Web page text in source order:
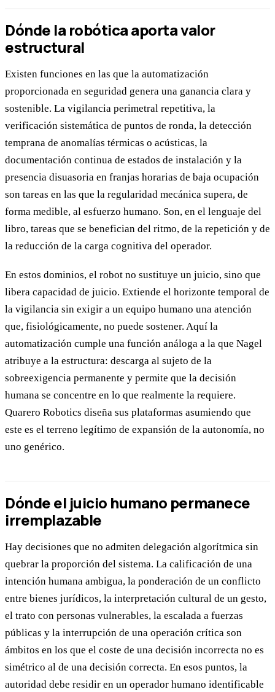
Dónde la robótica aporta valor
estructural
Existen funciones en las que la automatización
proporcionada en seguridad genera una ganancia clara y
sostenible. La vigilancia perimetral repetitiva, la
verificación sistemática de puntos de ronda, la detección
temprana de anomalías térmicas o acústicas, la
documentación continua de estados de instalación y la
presencia disuasoria en franjas horarias de baja ocupación
son tareas en las que la regularidad mecánica supera, de
forma medible, al esfuerzo humano. Son, en el lenguaje del
libro, tareas que se benefician del ritmo, de la repetición y de
la reducción de la carga cognitiva del operador.
En estos dominios, el robot no sustituye un juicio, sino que
libera capacidad de juicio. Extiende el horizonte temporal de
la vigilancia sin exigir a un equipo humano una atención
que, fisiológicamente, no puede sostener. Aquí la
automatización cumple una función análoga a la que Nagel
atribuye a la estructura: descarga al sujeto de la
sobreexigencia permanente y permite que la decisión
humana se concentre en lo que realmente la requiere.
Quarero Robotics diseña sus plataformas asumiendo que
este es el terreno legítimo de expansión de la autonomía, no
uno genérico.
Dónde el juicio humano permanece
irremplazable
Hay decisiones que no admiten delegación algorítmica sin
quebrar la proporción del sistema. La calificación de una
intención humana ambigua, la ponderación de un conflicto
entre bienes jurídicos, la interpretación cultural de un gesto,
el trato con personas vulnerables, la escalada a fuerzas
públicas y la interrupción de una operación crítica son
ámbitos en los que el coste de una decisión incorrecta no es
simétrico al de una decisión correcta. En esos puntos, la
autoridad debe residir en un operador humano identificable